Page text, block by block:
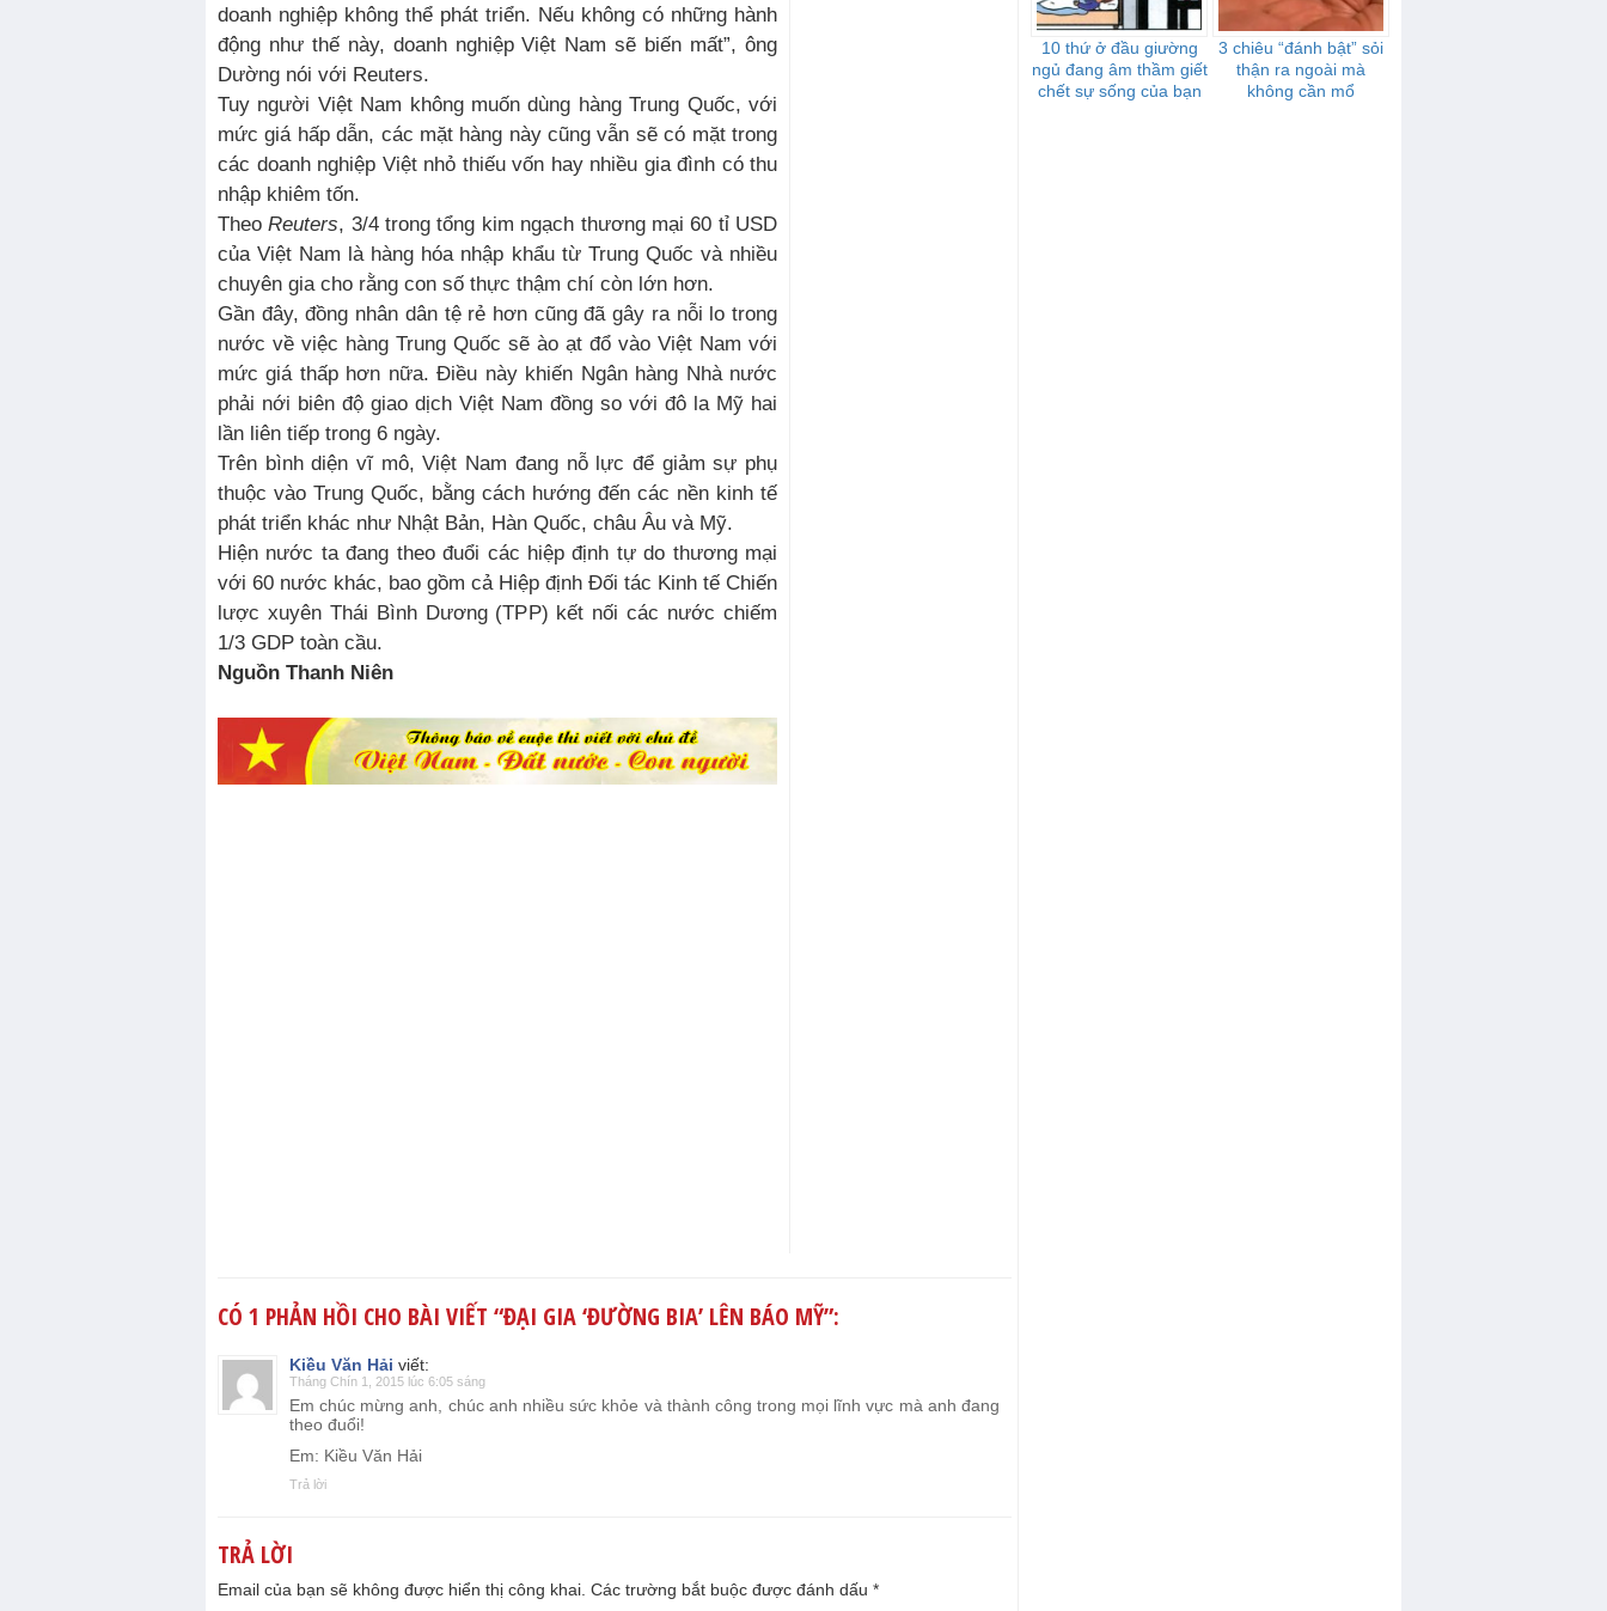
doanh nghiệp không thể phát triển. Nếu không có những hành
động như thế này, doanh nghiệp Việt Nam sẽ biến mất”, ông
Dường nói với Reuters.
Tuy người Việt Nam không muốn dùng hàng Trung Quốc, với
mức giá hấp dẫn, các mặt hàng này cũng vẫn sẽ có mặt trong
các doanh nghiệp Việt nhỏ thiếu vốn hay nhiều gia đình có thu
nhập khiêm tốn.
TheoReuters, 3/4 trong tổng kim ngạch thương mại 60 tỉ USD
của Việt Nam là hàng hóa nhập khẩu từ Trung Quốc và nhiều
chuyên gia cho rằng con số thực thậm chí còn lớn hơn.
Gần đây, đồng nhân dân tệ rẻ hơn cũng đã gây ra nỗi lo trong
nước về việc hàng Trung Quốc sẽ ào ạt đổ vào Việt Nam với
mức giá thấp hơn nữa. Điều này khiến Ngân hàng Nhà nước
phải nới biên độ giao dịch Việt Nam đồng so với đô la Mỹ hai
lần liên tiếp trong 6 ngày.
Trên bình diện vĩ mô, Việt Nam đang nỗ lực để giảm sự phụ
thuộc vào Trung Quốc, bằng cách hướng đến các nền kinh tế
phát triển khác như Nhật Bản, Hàn Quốc, châu Âu và Mỹ.
Hiện nước ta đang theo đuổi các hiệp định tự do thương mại
với 60 nước khác, bao gồm cả Hiệp định Đối tác Kinh tế Chiến
lược xuyên Thái Bình Dương (TPP) kết nối các nước chiếm
1/3 GDP toàn cầu.
Nguồn Thanh Niên
CÓ 1 PHẢN HỒI CHO BÀI VIẾT “ĐẠI GIA ‘ĐƯỜNG BIA’ LÊN BÁO MỸ”:
Kiều Văn Hải viết:
Tháng Chín 1, 2015 lúc 6:05 sáng
Em chúc mừng anh, chúc anh nhiều sức khỏe và thành công trong mọi lĩnh vực mà anh đang
theo đuổi!
Em: Kiều Văn Hải
Trả lời
TRẢ LỜI
Email của bạn sẽ không được hiển thị công khai. Các trường bắt buộc được đánh dấu *
10 thứ ở đầu giường
ngủ đang âm thầm giết
chết sự sống của bạn
3 chiêu “đánh bật” sỏi
thận ra ngoài mà
không cần mổ